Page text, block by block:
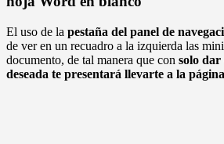
El uso de la pestaña del panel de
de ver en un recuadro a la izquierda las
documento, de tal manera que con solo
deseada te presentará llevarte a la